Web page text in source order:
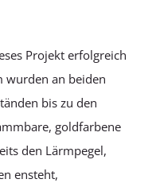
Projekt erfolgreich
wurden an beiden
bis zu den
goldfarbene
den Lärmpegel,
ensteht,